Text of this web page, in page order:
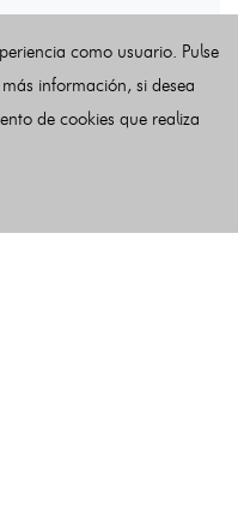
Últimas noticias
como usuario. Pulse
información, si desea
de cookies que realiza